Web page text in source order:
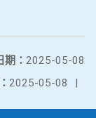
期： 2025-05-08
2025-05-08 |